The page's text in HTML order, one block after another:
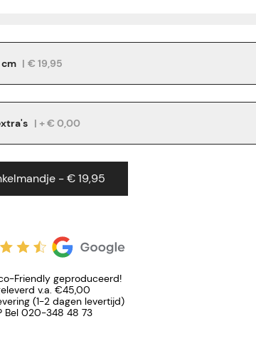
cm | € 19,95
| + € 0,00
- € 19,95
Friendly geproduceerd!
v.a. €45,00
(1-2 dagen levertijd)
Bel 020-348 48 73